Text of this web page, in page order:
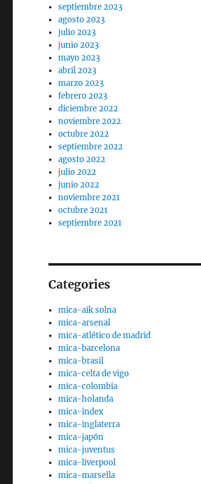
septiembre 2023
agosto 2023
julio 2023
junio 2023
mayo 2023
abril 2023
marzo 2023
febrero 2023
diciembre 2022
noviembre 2022
octubre 2022
septiembre 2022
agosto 2022
julio 2022
junio 2022
noviembre 2021
octubre 2021
septiembre 2021
Categories
mica-aik solna
mica-arsenal
mica-atlético de madrid
mica-barcelona
mica-brasil
mica-celta de vigo
mica-colombia
mica-holanda
mica-index
mica-inglaterra
mica-japón
mica-juventus
mica-liverpool
mica-marsella